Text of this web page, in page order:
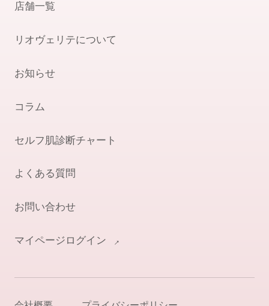
店舗一覧
リオヴェリテについて
お知らせ
コラム
セルフ肌診断チャート
よくある質問
お問い合わせ
マイページログイン